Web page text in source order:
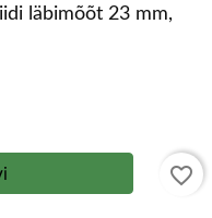
läbimõõt 23 mm,
favorite_border